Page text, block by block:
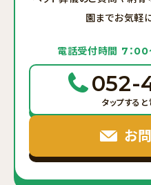
園までお気軽
電話受付時間 7：
052-
タップする
お